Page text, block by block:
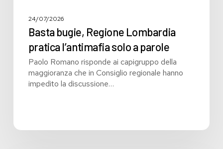
24/07/2026
Basta bugie, Regione Lombardia
pratica l’antimafia solo a parole
Paolo Romano risponde ai capigruppo della
maggioranza che in Consiglio regionale hanno
impedito la discussione…